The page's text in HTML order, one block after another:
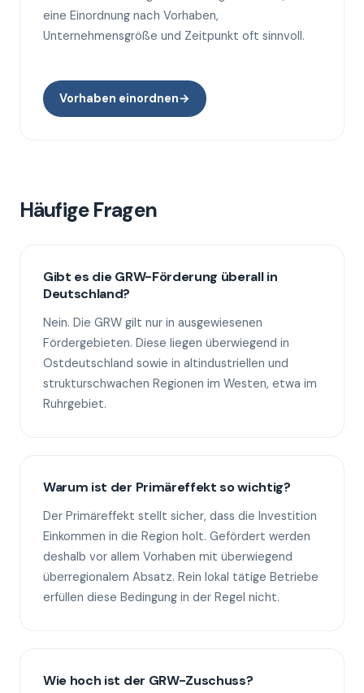
eine Einordnung nach Vorhaben,
Unternehmensgröße und Zeitpunkt oft sinnvoll.
Vorhaben einordnen→
Häufige Fragen
Gibt es die GRW-Förderung überall in
Deutschland?
Nein. Die GRW gilt nur in ausgewiesenen
Fördergebieten. Diese liegen überwiegend in
Ostdeutschland sowie in altindustriellen und
strukturschwachen Regionen im Westen, etwa im
Ruhrgebiet.
Warum ist der Primäreffekt so wichtig?
Der Primäreffekt stellt sicher, dass die Investition
Einkommen in die Region holt. Gefördert werden
deshalb vor allem Vorhaben mit überwiegend
überregionalem Absatz. Rein lokal tätige Betriebe
erfüllen diese Bedingung in der Regel nicht.
Wie hoch ist der GRW-Zuschuss?